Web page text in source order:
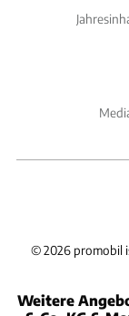
©2026 promobil
Weitere